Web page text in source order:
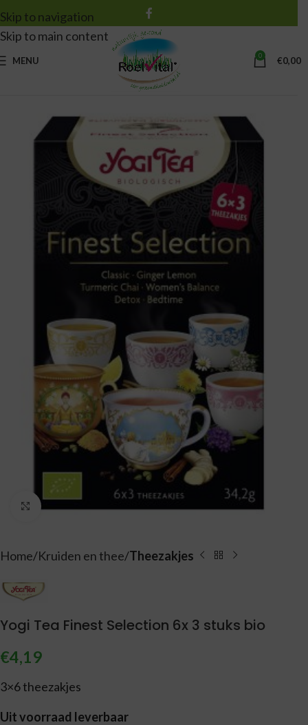
Skip to navigation
Skip to main content
MENU 0 €0,00
Vergroten
Home Kruiden en thee Theezakjes
Yogi Tea Finest Selection 6x 3 stuks bio
€4,19
3×6 theezakjes
Uit voorraad leverbaar